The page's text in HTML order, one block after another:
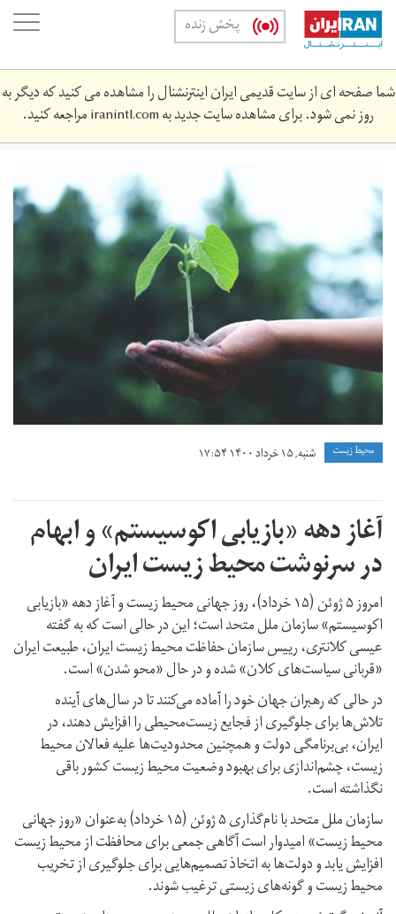
Skip
main
content
پخش زنده
شما صفحه ای از سایت قدیمی ایران اینترنشنال را مشاهده می کنید که دیگر به
روز نمی شود. برای مشاهده سایت جدید بهiranintl.comمراجعه کنید.
pexels-
akil-
mazumder-
1072824.jpg
محیط زیست شنبه, ۱۵ خرداد ۱۴۰۰ ۱۷:۵۴
آغاز دهه‌ «بازیابی اکوسیستم» و ابهام
در سرنوشت محیط زیست ایران
امروز ۵ ژوئن (۱۵ خرداد)، روز جهانی محیط زیست و آغاز دهه‌ «بازیابی
اکوسیستم» سازمان ملل متحد است؛ این در حالی است که به گفته
عیسی کلانتری، رییس سازمان حفاظت محیط زیست ایران، طبیعت ایران
«قربانی سیاست‌های کلان» شده و در حال «محو شدن» است.
در حالی که رهبران جهان خود را آماده می‌کنند تا در سال‌های آینده
تلاش‌ها برای جلوگیری از فجایع زیست‌محیطی را افزایش دهند، در
ایران، بی‌برنامگی دولت و همچنین محدودیت‌ها علیه فعالان محیط‌
زیست، چشم‌اندازی برای بهبود وضعیت محیط زیست کشور باقی
نگذاشته است.
سازمان ملل متحد با نام‌گذاری ۵ ژوئن (۱۵ خرداد) به‌عنوان «روز جهانی
محیط زیست» امیدوار است آگاهی جمعی برای محافظت از محیط زیست
افزایش یابد و دولت‌ها به اتخاذ تصمیم‌هایی برای جلوگیری از تخریب
محیط زیست و گونه‌های زیستی‌ ترغیب شوند.